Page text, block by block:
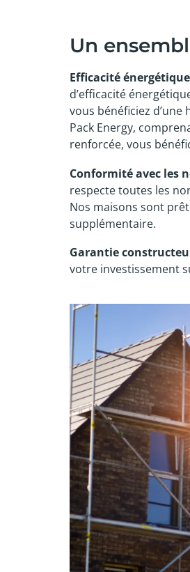
Un
Efficacité
d’efficacité
vous bénéficiez
Pack Energy,
renforcée, vous
Conformité avec les
respecte toutes les
Nos maisons sont
supplémentaire.
Garantie
votre investissement